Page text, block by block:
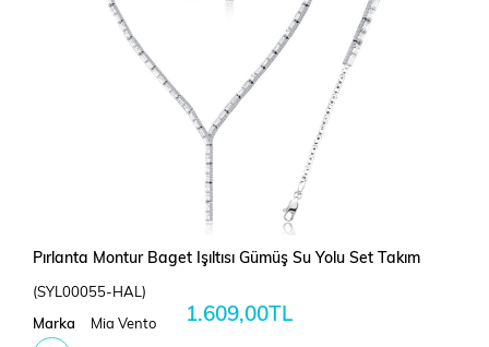
Pırlanta Montur Baget Işıltısı Gümüş Su Yolu Set Takım
(SYL00055-HAL)
Marka Mia Vento 1.609,00TL